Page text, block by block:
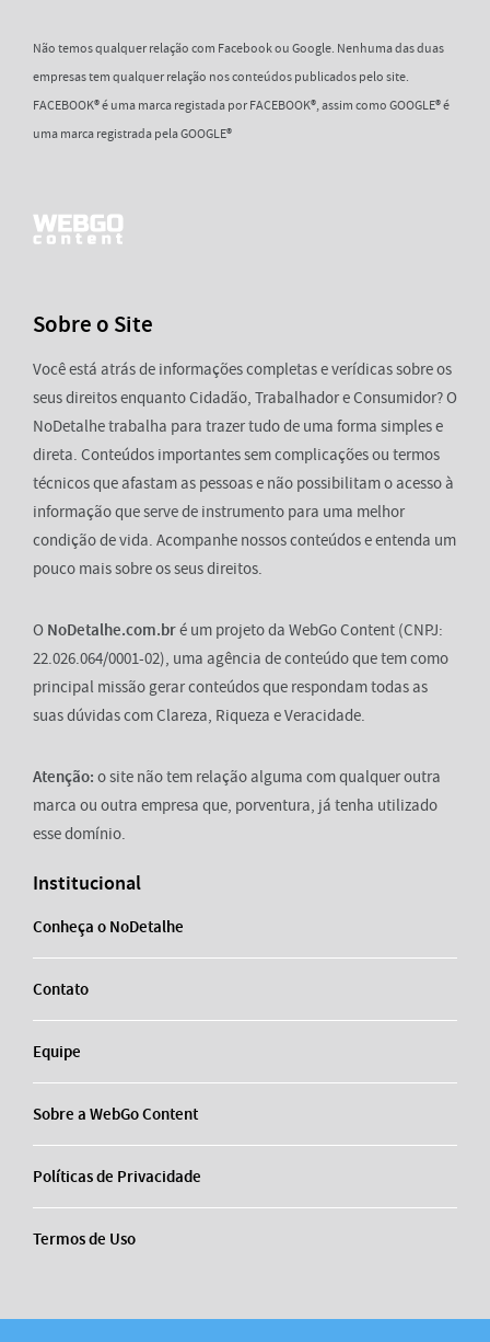
Não temos qualquer relação com Facebook ou Google. Nenhuma das duas
empresas tem qualquer relação nos conteúdos publicados pelo site.
FACEBOOK® é uma marca registada por FACEBOOK®, assim como GOOGLE® é
uma marca registrada pela GOOGLE®
Sobre o Site
Você está atrás de informações completas e verídicas sobre os
seus direitos enquanto Cidadão, Trabalhador e Consumidor? O
NoDetalhe trabalha para trazer tudo de uma forma simples e
direta. Conteúdos importantes sem complicações ou termos
técnicos que afastam as pessoas e não possibilitam o acesso à
informação que serve de instrumento para uma melhor
condição de vida. Acompanhe nossos conteúdos e entenda um
pouco mais sobre os seus direitos.
O NoDetalhe.com.bré um projeto da WebGo Content (CNPJ:
22.026.064/0001-02), uma agência de conteúdo que tem como
principal missão gerar conteúdos que respondam todas as
suas dúvidas com Clareza, Riqueza e Veracidade.
Atenção: o site não tem relação alguma com qualquer outra
marca ou outra empresa que, porventura, já tenha utilizado
esse domínio.
Institucional
Conheça o NoDetalhe
Contato
Equipe
Sobre a WebGo Content
Políticas de Privacidade
Termos de Uso